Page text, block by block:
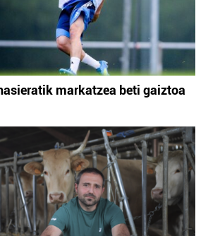
markatzea beti gaiztoa